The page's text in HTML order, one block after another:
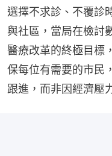
選擇不求診、不覆診
與社區，當局在檢討
醫療改革的終極目標
保每位有需要的市民
跟進，而非因經濟壓